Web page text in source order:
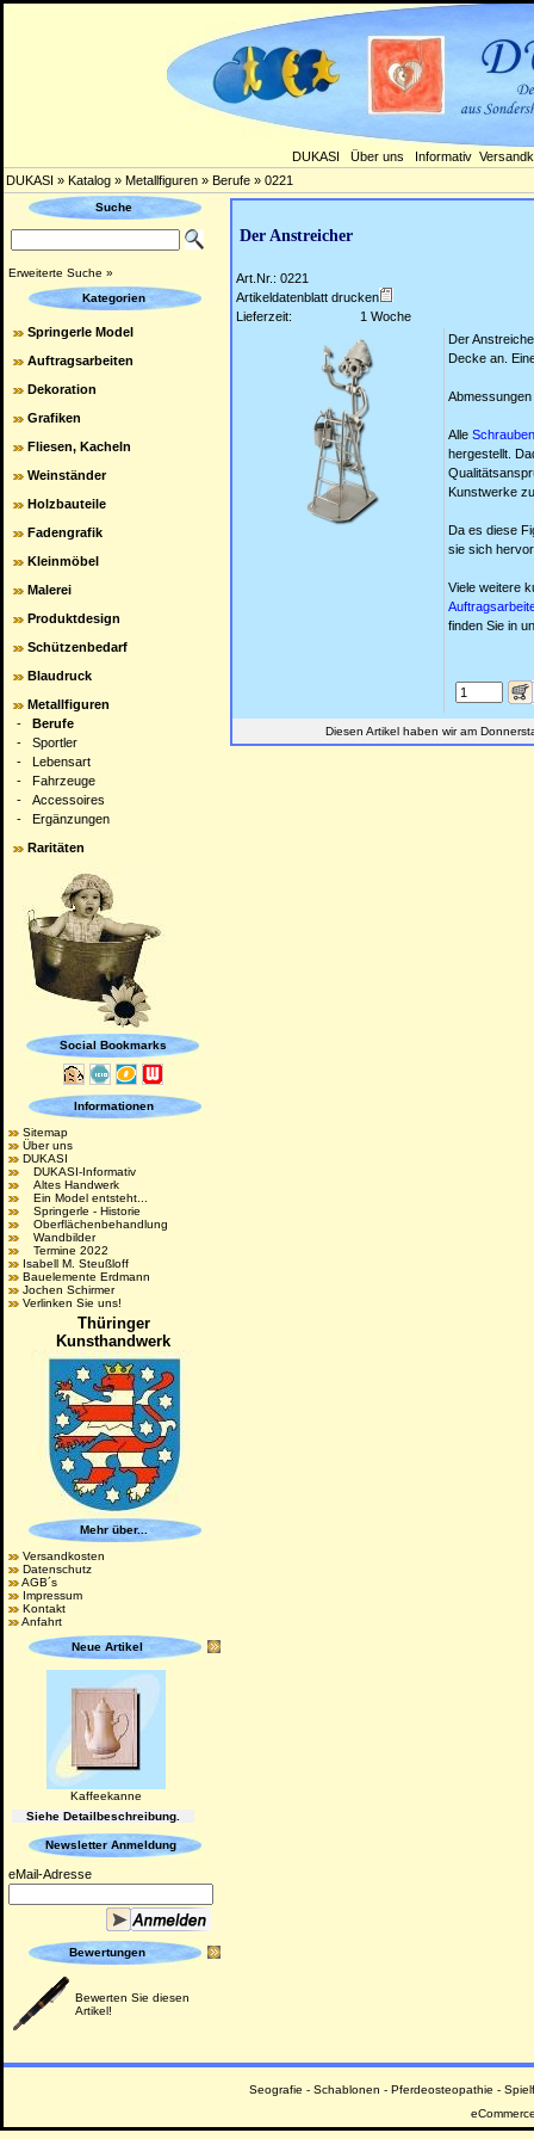
DUKASI Über uns Informativ
DUKASI » Katalog » Metallfiguren » Berufe » 0221
Suche
Erweiterte Suche »
Kategorien
Springerle Model
Auftragsarbeiten
Dekoration
Grafiken
Fliesen, Kacheln
Weinständer
Holzbauteile
Fadengrafik
Kleinmöbel
Malerei
Produktdesign
Schützenbedarf
Blaudruck
Metallfiguren
- Berufe
- Sportler
- Lebensart
- Fahrzeuge
- Accessoires
- Ergänzungen
Raritäten
Social Bookmarks
Informationen
Sitemap
Über uns
DUKASI
DUKASI-Informativ
Altes Handwerk
Ein Model entsteht...
Springerle - Historie
Oberflächenbehandlung
Wandbilder
Termine 2022
Isabell M. Steußloff
Bauelemente Erdmann
Jochen Schirmer
Verlinken Sie uns!
Thüringer
Kunsthandwerk
Mehr über...
Versandkosten
Datenschutz
AGB´s
Impressum
Kontakt
Anfahrt
Neue Artikel
Kaffeekanne
Siehe Detailbeschreibung.
Newsletter Anmeldung
eMail-Adresse
Bewertungen
Bewerten Sie diesen
Artikel!
Der Anstreicher
Art.Nr.: 0221
Artikeldatenblatt drucken
Lieferzeit:
1 Woche
Der
Decke an.
Alle
hergestellt.
Kunstwerke
Da es diese
sie sich
Viele weitere
finden Sie in
Diesen Artikel haben wir am
Seografie - Schablonen - Pferdeosteopathie -